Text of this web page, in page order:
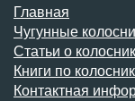
Главная
Чугунные
Статьи о
Книги по
Контактная